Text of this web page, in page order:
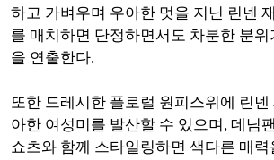
하고 가벼우며 우아한 멋을 지닌 린넨
를 매치하면 단정하면서도 차분한 분위
을 연출한다.
또한 드레시한 플로럴 원피스위에 린
아한 여성미를 발산할 수 있으며, 데님
쇼츠와 함께 스타일링하면 색다른 매력